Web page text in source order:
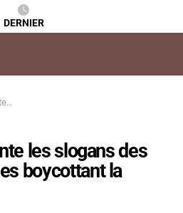
DERNIER
les slogans des
boycottant la